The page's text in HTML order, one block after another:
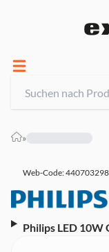
»
Web-Code:
Philips LED 10W